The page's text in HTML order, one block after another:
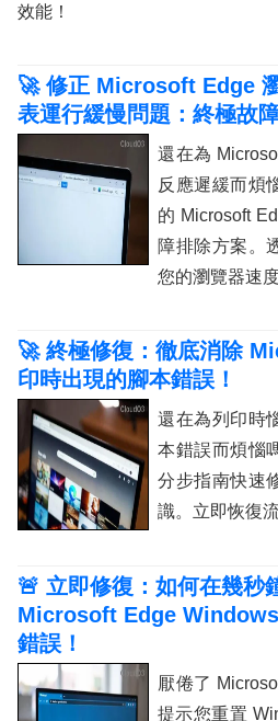
效能！
🚀 修正 Microsoft Edge
表運行緩慢問題：終極故
還在為
反應遲緩而煩
的 Microsoft
障排除方案。
您的瀏覽器速度
🚀 終極修復：徹底消除
印時出現的腳本錯誤！
還在為列印時
本錯誤而煩惱
分步指南快速
識。立即恢復
🚨 立即修復：如何在幾秒
Microsoft Edge
錯誤！
厭倦了
提示您重置